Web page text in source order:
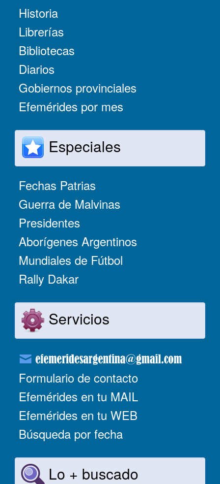
Historia
Librerías
Bibliotecas
Diarios
Gobiernos provinciales
Efemérides por mes
Especiales
Fechas Patrias
Guerra de Malvinas
Presidentes
Aborígenes Argentinos
Mundiales de Fútbol
Rally Dakar
Servicios
Formulario de contacto
Efemérides en tu MAIL
Efemérides en tu WEB
Búsqueda por fecha
Lo + buscado